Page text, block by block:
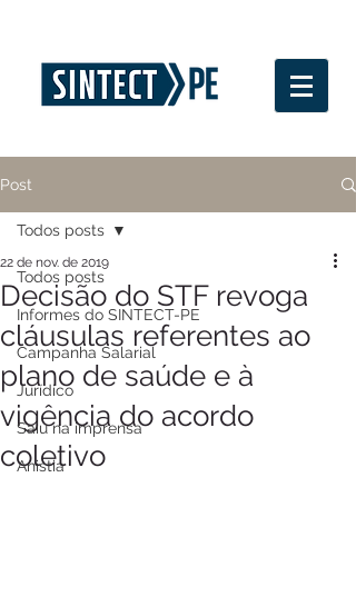
Post
Todos posts
Informes do SINTECT-PE
Campanha Salarial
Jurídico
Saiu na imprensa
Anistia
Todos posts
Decisão do STF revoga
cláusulas referentes ao
plano de saúde e à
vigência do acordo
coletivo
22 de nov. de 2019